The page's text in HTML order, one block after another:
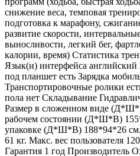
снижение веса, темповая
подготовка к марафону,
развитие скорости,
выносливости, легкий бег,
калории, время) Статистика
Язык(и) интерфейса английский
под планшет есть Зарядка
Транспортировочные ролики
пола нет Складывание
Размер в сложенном виде
рабочем состоянии (Д*Ш*В)
упаковке (Д*Ш*В) 188*94*26 см.
61 кг. Макс. вес пользователя
Гарантия 1 год Производитель